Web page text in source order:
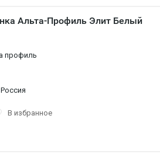
Альта-Профиль Элит Белый
профиль
Россия
В избранное